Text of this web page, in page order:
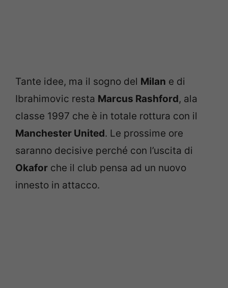
Tante idee, ma il sogno del Milan e di
Ibrahimovic resta Marcus Rashford, ala
classe 1997 che è in totale rottura con il
Manchester United. Le prossime ore
saranno decisive perché con l’uscita di
Okafor che il club pensa ad un nuovo
innesto in attacco.